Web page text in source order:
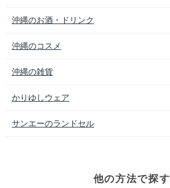
沖縄のお酒・ドリンク
沖縄のコスメ
沖縄の雑貨
かりゆしウェア
サンエーのランドセル
他の方法で探す